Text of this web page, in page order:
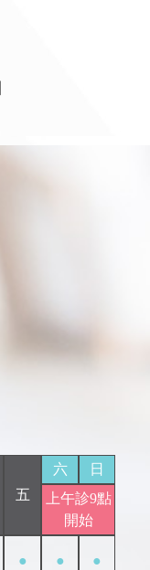
五
六
日
上午診9點
開始
● ● ●